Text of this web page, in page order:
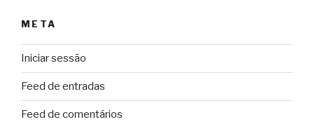
META
Iniciar sessão
Feed de entradas
Feed de comentários